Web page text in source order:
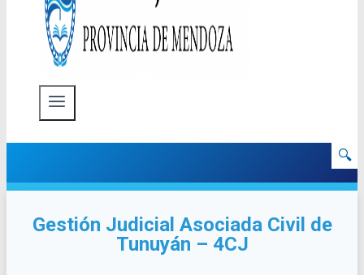
🔍
Gestión Judicial Asociada Civil de
Tunuyán – 4CJ